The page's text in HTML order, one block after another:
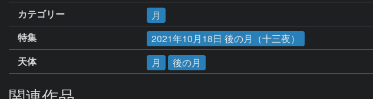
カテゴリー
月
特集
2021年10月18日 後の月（十三夜）
天体
月 後の月